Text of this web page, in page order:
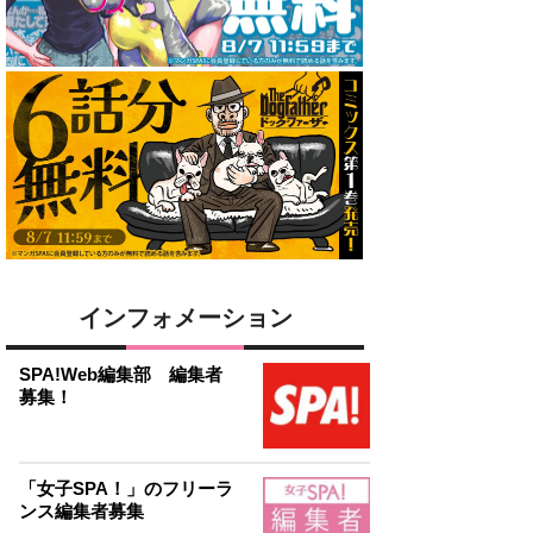
インフォメーション
SPA!Web編集部 編集者
募集！
「女子SPA！」のフリーラ
ンス編集者募集